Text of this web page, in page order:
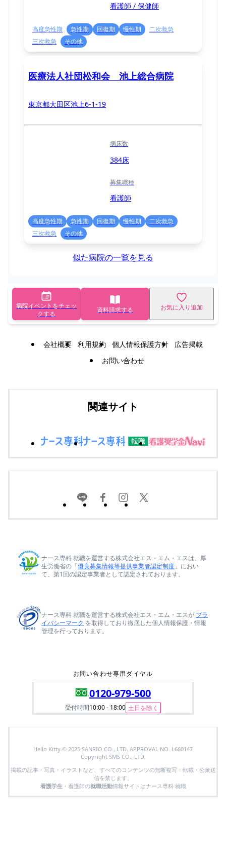
看護師 / 保健師
高度急性期 急性期 回復期 慢性期
二次救急
三次救急
その他
医療法人社団松和会 池上総合病院
東京都大田区池上6-1-19
病床数
384床
募集職種
看護師
高度急性期 急性期 回復期 慢性期
二次救急
三次救急
その他
似た病院の一覧を見る
病院イベントをチェッ
クする
資料請求する お気に入り追加
会社概要 利用規約 個人情報保護方針
広告掲載
お問い合わせ
関連サイト
ナース専科 就職を運営する株式会社エス・エム・エスは、厚
生労働省の「優良募集情報等提供事業者認定制度 」におい
て、第1回の認定事業者として認定されております。
ナース専科 就職を運営する株式会社エス・エム・エスが プラ
イバシーマーク を取得しており徹底した個人情報保護・情報
管理を行っております。
お問い合わせ専用ダイヤル
0120-979-500
受付時間10:00 - 18:00 土日を除く
Hello Kitty © 2025 SANRIO CO., LTD. APPROVAL NO. L660147
Copyright SMS CO., LTD.
掲載の記事・写真・イラストなど、すべてのコンテンツの無断複写・転載・公衆送
信を禁じます。
看護学生 ・看護師の就職活動情報サイトはナース専科 就職